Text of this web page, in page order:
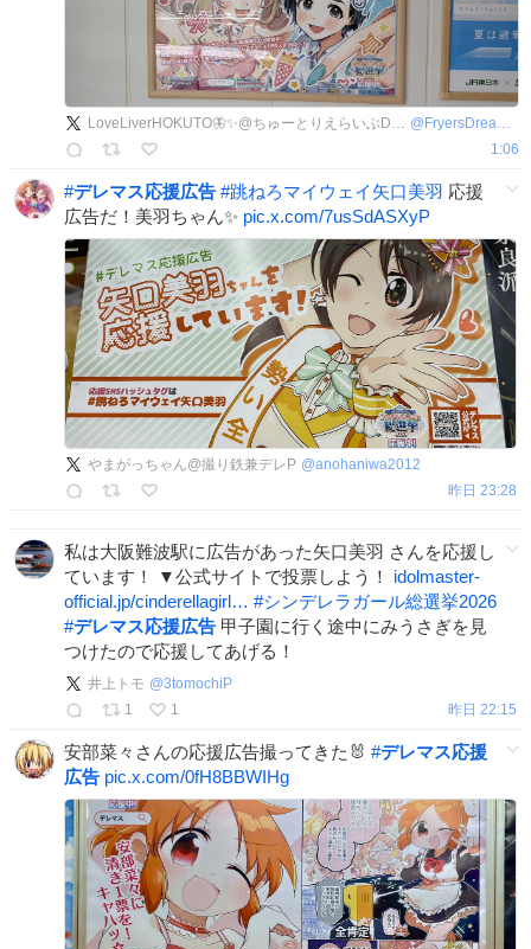
LoveLiverHOKUTO🦋✨@ちゅーとりえらいぶDay1夜現地💫 @ FryersDream_789
1:06
#デレマス応援広告 #跳ねろマイウェイ矢口美羽 応援
広告だ！美羽ちゃん✨ pic.x.com/7usSdASXyP
やまがっちゃん@撮り鉄兼デレP @anohaniwa2012
昨日 23:28
私は大阪難波駅に広告があった矢口美羽 さんを応援し
ています！ ▼公式サイトで投票しよう！ idolmaster-
official.jp/cinderellagirl… #シンデレラガール総選挙2026
#デレマス応援広告 甲子園に行く途中にみうさぎを見
つけたので応援してあげる！
井上トモ @3tomochiP
1
1 昨日 22:15
安部菜々さんの応援広告撮ってきた🐰 #デレマス応援
広告 pic.x.com/0fH8BBWIHg